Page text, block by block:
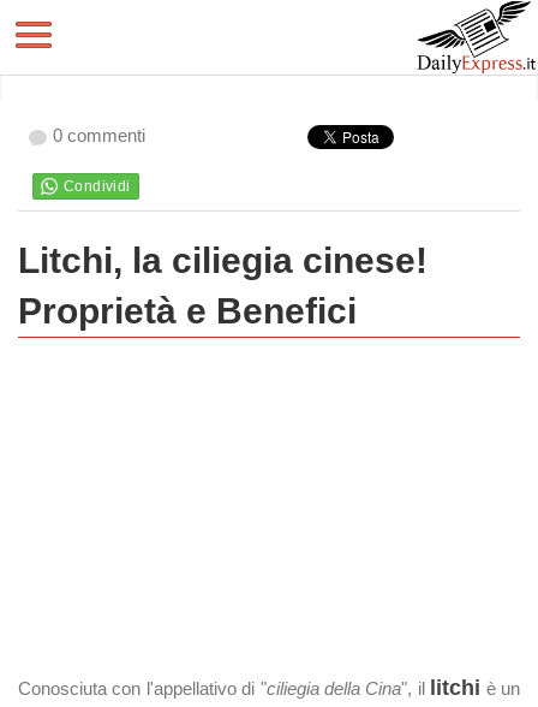
0 commenti
Litchi, la ciliegia cinese!
Proprietà e Benefici
Conosciuta con l'appellativo di "ciliegia della Cina", il litchi è un